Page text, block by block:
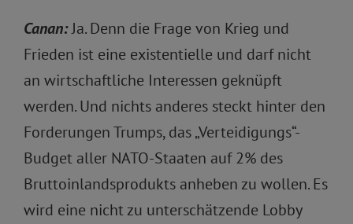
Canan:Ja. Denn die Frage von Krieg und
Frieden ist eine existentielle und darf nicht
an wirtschaftliche Interessen geknüpft
werden. Und nichts anderes steckt hinter den
Forderungen Trumps, das „Verteidigungs“-
Budget aller NATO-Staaten auf 2% des
Bruttoinlandsprodukts anheben zu wollen. Es
wird eine nicht zu unterschätzende Lobby